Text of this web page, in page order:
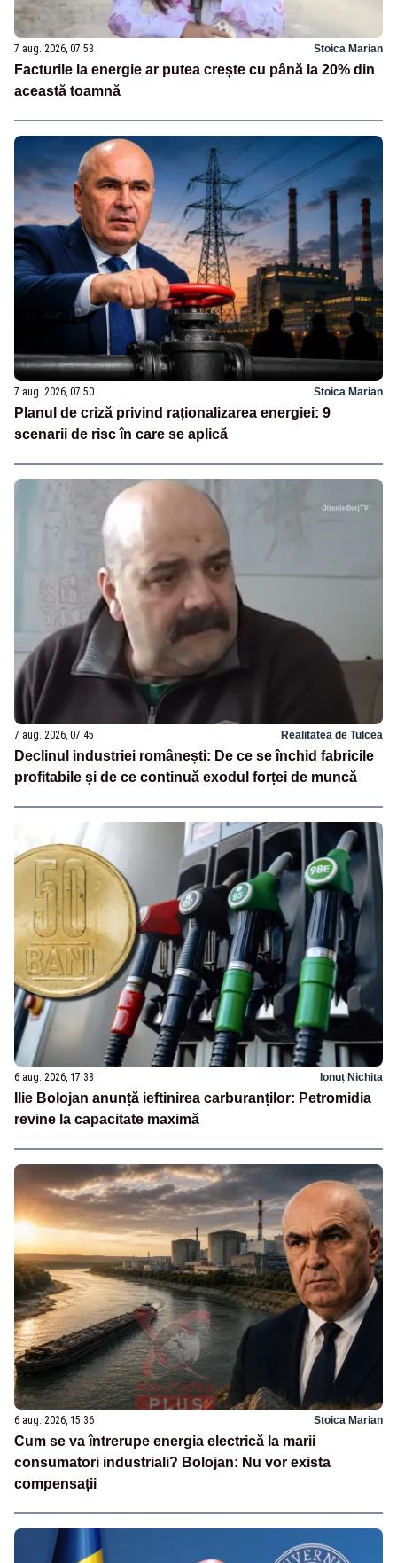
7 aug. 2026, 07:53 Stoica Marian
Facturile la energie ar putea crește cu până la 20% din
această toamnă
7 aug. 2026, 07:50 Stoica Marian
Planul de criză privind raționalizarea energiei: 9
scenarii de risc în care se aplică
7 aug. 2026, 07:45 Realitatea de Tulcea
Declinul industriei românești: De ce se închid fabricile
profitabile și de ce continuă exodul forței de muncă
6 aug. 2026, 17:38 Ionuț Nichita
Ilie Bolojan anunță ieftinirea carburanților: Petromidia
revine la capacitate maximă
6 aug. 2026, 15:36 Stoica Marian
Cum se va întrerupe energia electrică la marii
consumatori industriali? Bolojan: Nu vor exista
compensații